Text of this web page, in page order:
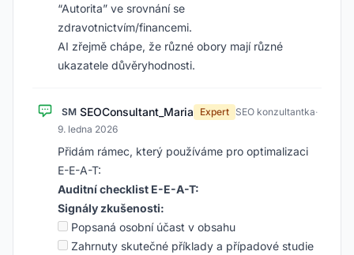
“Autorita” ve srovnání se
zdravotnictvím/financemi.
AI zřejmě chápe, že různé obory mají různé
ukazatele důvěryhodnosti.
SM SEOConsultant_Maria Expert SEO konzultantka·
9. ledna 2026
Přidám rámec, který používáme pro optimalizaci
E-E-A-T:
Auditní checklist E-E-A-T:
Signály zkušenosti:
Popsaná osobní účast v obsahu
Zahrnuty skutečné příklady a případové studie